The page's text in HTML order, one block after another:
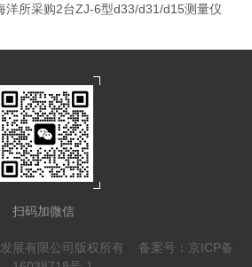
洋所采购2台ZJ-6型d33/d31/d15测量仪
扫码加微信
展有限公司版权所有 备案号：京ICP备